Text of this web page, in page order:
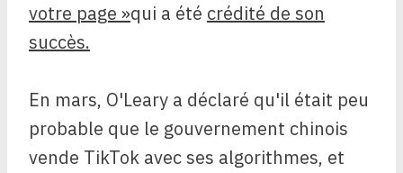
votre page »qui a été crédité de son
succès.
En mars, O'Leary a déclaré qu'il était peu
probable que le gouvernement chinois
vende TikTok avec ses algorithmes, et